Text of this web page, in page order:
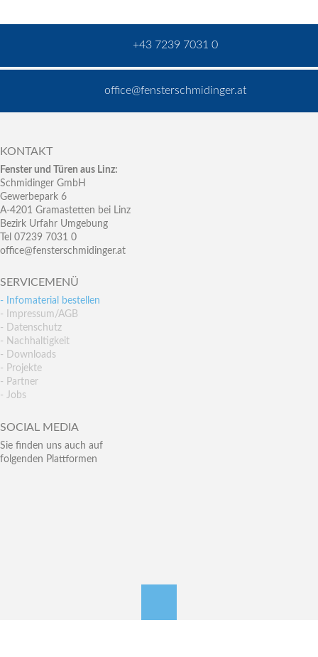
+43 7239 7031 0
office@fensterschmidinger.at
KONTAKT
Fenster und Türen aus Linz:
Schmidinger GmbH
Gewerbepark 6
A-4201 Gramastetten bei Linz
Bezirk Urfahr Umgebung
Tel 07239 7031 0
office@fensterschmidinger.at
SERVICEMENÜ
- Infomaterial bestellen
- Impressum/AGB
- Datenschutz
- Nachhaltigkeit
- Downloads
- Projekte
- Partner
- Jobs
SOCIAL MEDIA
Sie finden uns auch auf
folgenden Plattformen